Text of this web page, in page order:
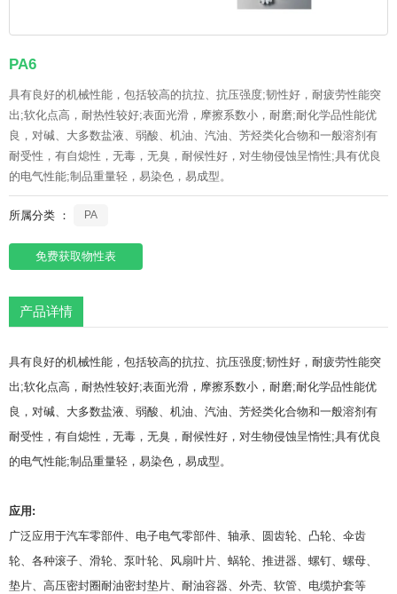
PA6
具有良好的机械性能，包括较高的抗拉、抗压强度;韧性好，耐疲劳性能突
出;软化点高，耐热性较好;表面光滑，摩擦系数小，耐磨;耐化学品性能优
良，对碱、大多数盐液、弱酸、机油、汽油、芳烃类化合物和一般溶剂有
耐受性，有自熄性，无毒，无臭，耐候性好，对生物侵蚀呈惰性;具有优良
的电气性能;制品重量轻，易染色，易成型。
所属分类 ： PA
免费获取物性表
产品详情
具有良好的机械性能，包括较高的抗拉、抗压强度;韧性好，耐疲劳性能突
出;软化点高，耐热性较好;表面光滑，摩擦系数小，耐磨;耐化学品性能优
良，对碱、大多数盐液、弱酸、机油、汽油、芳烃类化合物和一般溶剂有
耐受性，有自熄性，无毒，无臭，耐候性好，对生物侵蚀呈惰性;具有优良
的电气性能;制品重量轻，易染色，易成型。
应用:
广泛应用于汽车零部件、电子电气零部件、轴承、圆齿轮、凸轮、伞齿
轮、各种滚子、滑轮、泵叶轮、风扇叶片、蜗轮、推进器、螺钉、螺母、
垫片、高压密封圈耐油密封垫片、耐油容器、外壳、软管、电缆护套等